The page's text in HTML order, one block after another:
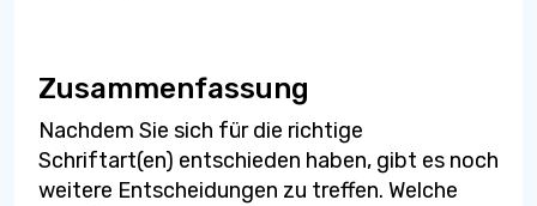
Zusammenfassung
Nachdem Sie sich für die richtige
Schriftart(en) entschieden haben, gibt es noch
weitere Entscheidungen zu treffen. Welche